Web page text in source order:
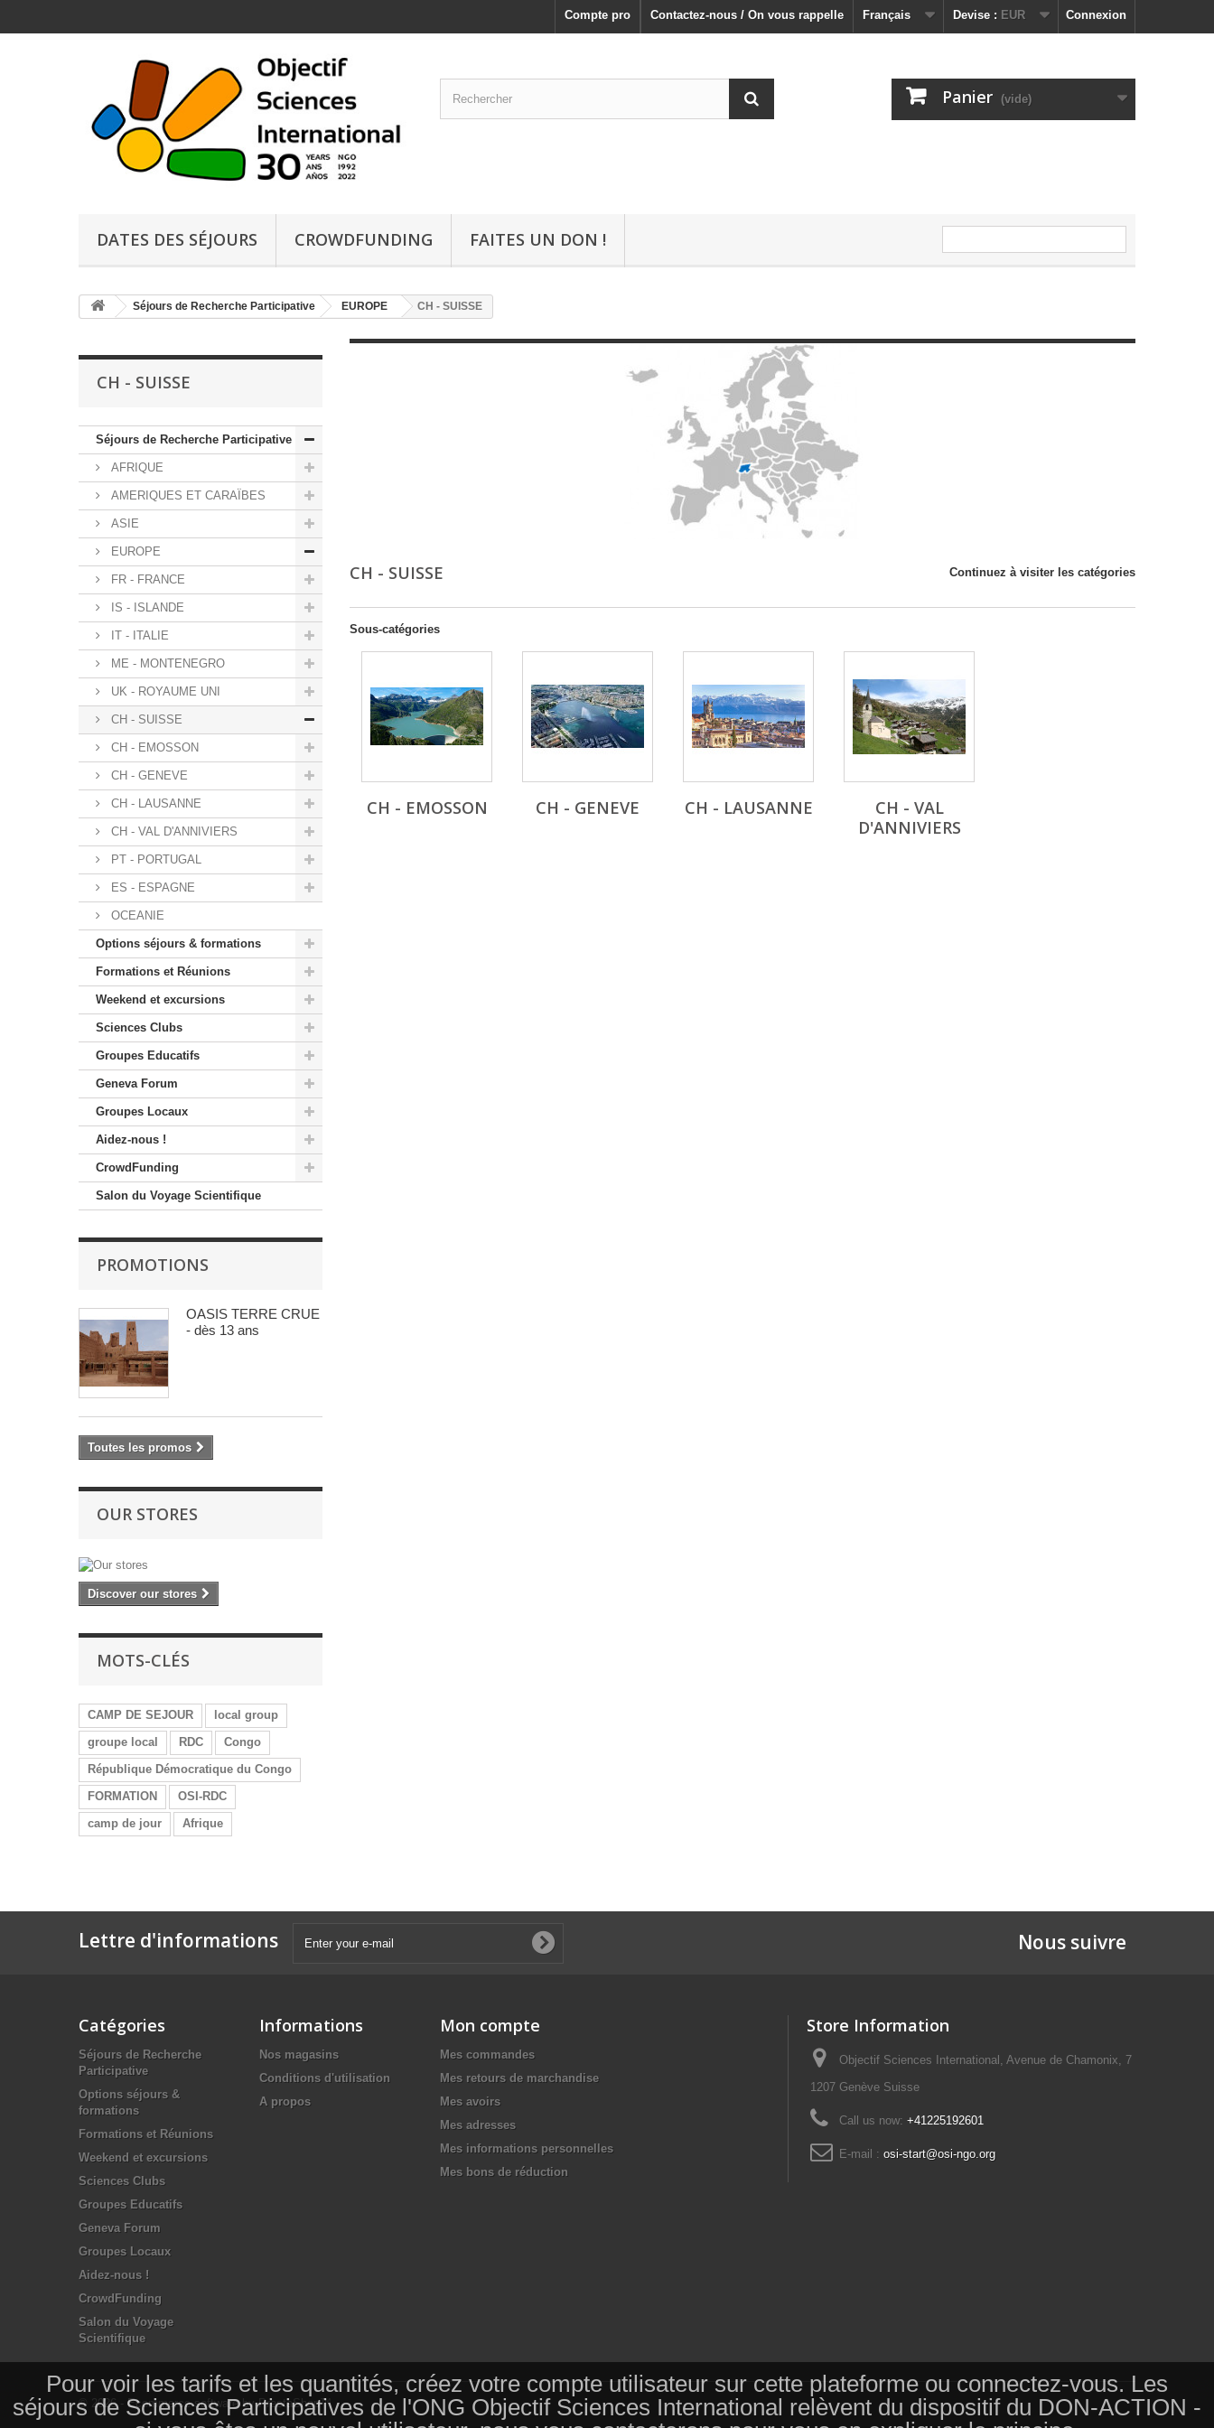
Pour voir les tarifs et les quantités, créez votre compte utilisateur sur cette plateforme ou connectez-vous. Les
séjours de Sciences Participatives de l'ONG Objectif Sciences International relèvent du dispositif du DON-ACTION -
Connexion
Devise : EUR
Français
Contactez-nous / On vous rappelle
Compte pro
Panier (vide)
DATES DES SÉJOURS CROWDFUNDING FAITES UN DON !
Séjours de Recherche Participative EUROPE CH - SUISSE
CH - SUISSE
Séjours de Recherche Participative
AFRIQUE
AMERIQUES ET CARAÏBES
ASIE
EUROPE
FR - FRANCE
IS - ISLANDE
IT - ITALIE
ME - MONTENEGRO
UK - ROYAUME UNI
CH - SUISSE
CH - EMOSSON
CH - GENEVE
CH - LAUSANNE
CH - VAL D'ANNIVIERS
PT - PORTUGAL
ES - ESPAGNE
OCEANIE
Options séjours & formations
Formations et Réunions
Weekend et excursions
Sciences Clubs
Groupes Educatifs
Geneva Forum
Groupes Locaux
Aidez-nous !
CrowdFunding
Salon du Voyage Scientifique
PROMOTIONS
OASIS TERRE CRUE
- dès 13 ans
Toutes les promos
OUR STORES
Discover our stores
MOTS-CLÉS
CAMP DE SEJOUR
local group
groupe local
RDC
Congo
République Démocratique du Congo
FORMATION
OSI-RDC
camp de jour
Afrique
CH - SUISSE Continuez à visiter les catégories
Sous-catégories
CH - EMOSSON CH - GENEVE CH - LAUSANNE
CH - VAL
D'ANNIVIERS
Lettre d'informations Nous suivre
Catégories
Séjours de Recherche
Participative
Options séjours &
formations
Formations et Réunions
Weekend et excursions
Sciences Clubs
Groupes Educatifs
Geneva Forum
Groupes Locaux
Aidez-nous !
CrowdFunding
Salon du Voyage
Scientifique
Informations
Nos magasins
Conditions d'utilisation
A propos
© 2026 - Ecommerce software by PrestaShop™
Mon compte
Mes commandes
Mes retours de marchandise
Mes avoirs
Mes adresses
Mes informations personnelles
Mes bons de réduction
Store Information
Objectif Sciences International, Avenue de Chamonix, 7
1207 Genève Suisse
Call us now: +41225192601
E-mail : osi-start@osi-ngo.org